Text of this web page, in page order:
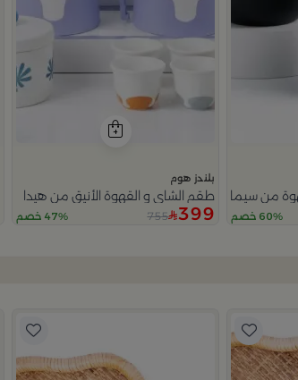
من سيمارا
60% خصم
بلندز هوم
طقم الشاي و القهوة الأنيق من هيدا
399
755 47% خصم